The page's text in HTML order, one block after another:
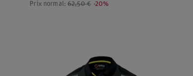
Prix normal:62,50 € -20%